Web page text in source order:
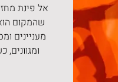
אל פינת
שהמקום
מעניינים